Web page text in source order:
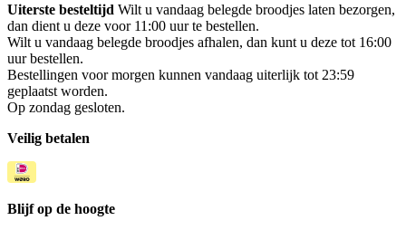
Uiterste besteltijd Wilt u vandaag belegde broodjes laten bezorgen,
dan dient u deze voor 11:00 uur te bestellen.
Wilt u vandaag belegde broodjes afhalen, dan kunt u deze tot 16:00
uur bestellen.
Bestellingen voor morgen kunnen vandaag uiterlijk tot 23:59
geplaatst worden.
Op zondag gesloten.
Veilig betalen
Blijf op de hoogte